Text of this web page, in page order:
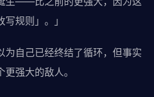
规则」。」
为自己已经终结了循环，但事实
强大的敌人。